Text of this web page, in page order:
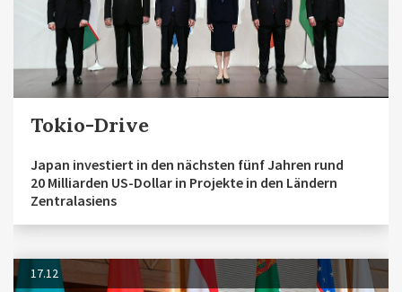
Tokio-Drive
Japan investiert in den nächsten fünf Jahren rund
20 Milliarden US-Dollar in Projekte in den Ländern
Zentralasiens
17.12